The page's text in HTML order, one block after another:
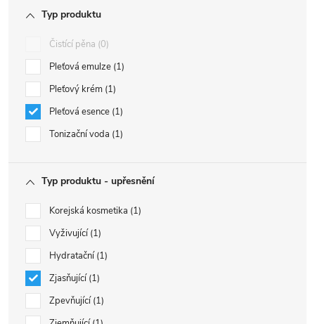
Typ produktu
Čistící pěna 0
Pleťová emulze 1
Pleťový krém 1
Pleťová esence 1
Tonizační voda 1
Typ produktu - upřesnění
Korejská kosmetika 1
Vyživující 1
Hydratační 1
Zjasňující 1
Zpevňující 1